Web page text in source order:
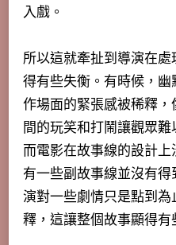
入戲。
所以這就牽扯到導演在
得有些失衡。有時候，
作場面的緊張感被稀釋
間的玩笑和打鬧讓觀眾
而電影在故事線的設計
有一些副故事線並沒有
演對一些劇情只是點到
釋，這讓整個故事顯得有